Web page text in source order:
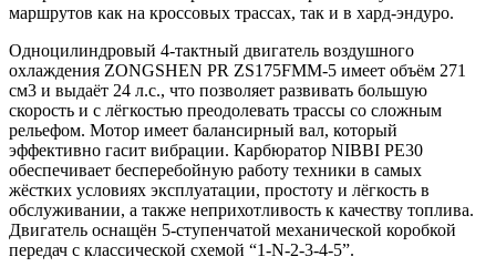
маршрутов как на кроссовых трассах, так и в хард-эндуро.
Одноцилиндровый 4-тактный двигатель воздушного
охлаждения ZONGSHEN PR ZS175FMM-5 имеет объём 271
см3 и выдаёт 24 л.с., что позволяет развивать большую
скорость и с лёгкостью преодолевать трассы со сложным
рельефом. Мотор имеет балансирный вал, который
эффективно гасит вибрации. Карбюратор NIBBI PE30
обеспечивает бесперебойную работу техники в самых
жёстких условиях эксплуатации, простоту и лёгкость в
обслуживании, а также неприхотливость к качеству топлива.
Двигатель оснащён 5-ступенчатой механической коробкой
передач с классической схемой “1-N-2-3-4-5”.